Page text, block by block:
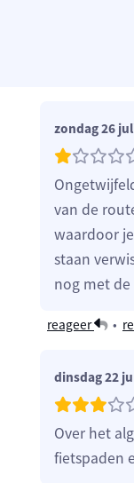
zondag 26
van de
waardoor
staan
nog met de
reageer •
dinsdag 22
Over het
fietspaden